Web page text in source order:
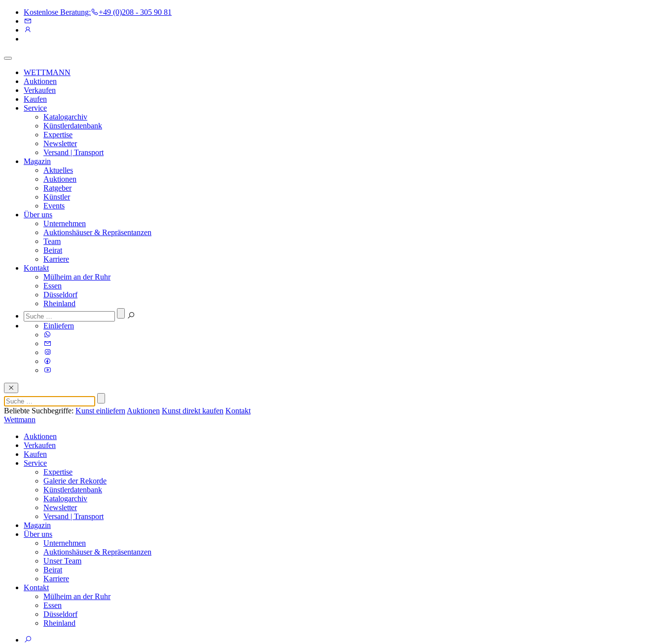
Kostenlose Beratung: +49 (0)208 - 305 90 81
WETTMANN
Auktionen
Verkaufen
Kaufen
Service
Katalogarchiv
Künstlerdatenbank
Expertise
Newsletter
Versand | Transport
Magazin
Aktuelles
Auktionen
Ratgeber
Künstler
Events
Über uns
Unternehmen
Auktionshäuser & Repräsentanzen
Team
Beirat
Karriere
Kontakt
Mülheim an der Ruhr
Essen
Düsseldorf
Rheinland
Einliefern
Beliebte Suchbegriffe: Kunst einliefern Auktionen Kunst direkt kaufen Kontakt
Wettmann
Auktionen
Verkaufen
Kaufen
Service
Expertise
Galerie der Rekorde
Künstlerdatenbank
Katalogarchiv
Newsletter
Versand | Transport
Magazin
Über uns
Unternehmen
Auktionshäuser & Repräsentanzen
Unser Team
Beirat
Karriere
Kontakt
Mülheim an der Ruhr
Essen
Düsseldorf
Rheinland